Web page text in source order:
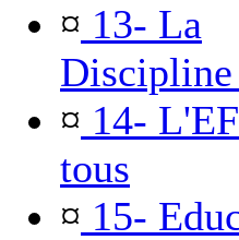
¤ 13- La
¤ 14-
tous
¤ 15-